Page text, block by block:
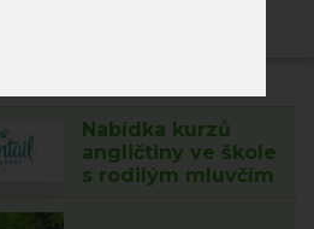
Nabídka kurzů
angličtiny ve škole
s rodilým mluvčím